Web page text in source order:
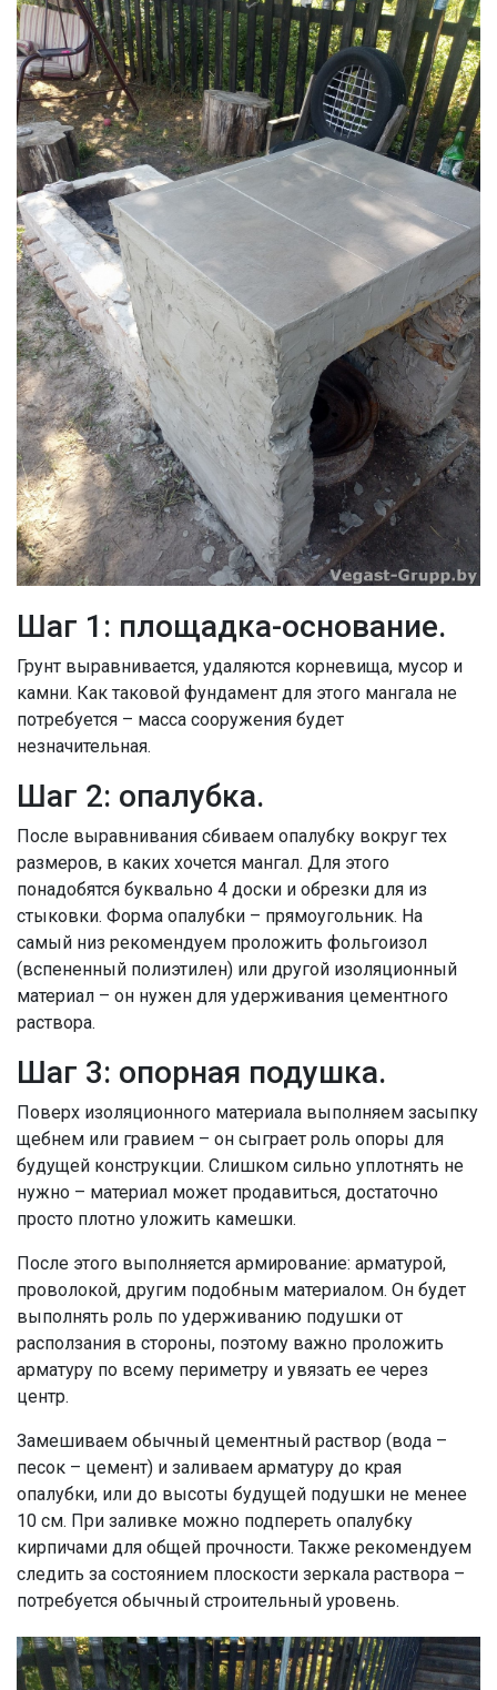
Шаг 1: площадка-основание.
Грунт выравнивается, удаляются корневища, мусор и
камни. Как таковой фундамент для этого мангала не
потребуется – масса сооружения будет
незначительная.
Шаг 2: опалубка.
После выравнивания сбиваем опалубку вокруг тех
размеров, в каких хочется мангал. Для этого
понадобятся буквально 4 доски и обрезки для из
стыковки. Форма опалубки – прямоугольник. На
самый низ рекомендуем проложить фольгоизол
(вспененный полиэтилен) или другой изоляционный
материал – он нужен для удерживания цементного
раствора.
Шаг 3: опорная подушка.
Поверх изоляционного материала выполняем засыпку
щебнем или гравием – он сыграет роль опоры для
будущей конструкции. Слишком сильно уплотнять не
нужно – материал может продавиться, достаточно
просто плотно уложить камешки.
После этого выполняется армирование: арматурой,
проволокой, другим подобным материалом. Он будет
выполнять роль по удерживанию подушки от
расползания в стороны, поэтому важно проложить
арматуру по всему периметру и увязать ее через
центр.
Замешиваем обычный цементный раствор (вода –
песок – цемент) и заливаем арматуру до края
опалубки, или до высоты будущей подушки не менее
10 см. При заливке можно подпереть опалубку
кирпичами для общей прочности. Также рекомендуем
следить за состоянием плоскости зеркала раствора –
потребуется обычный строительный уровень.